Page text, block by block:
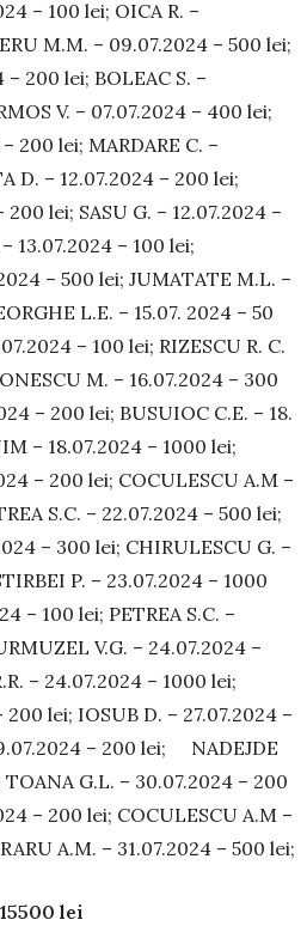
– 100 lei; OICA R. –
M.M. – 09.07.2024 – 500 lei;
– 200 lei; BOLEAC S. –
V. – 07.07.2024 – 400 lei;
200 lei; MARDARE C. –
D. – 12.07.2024 – 200 lei;
lei; SASU G. – 12.07.2024 –
13.07.2024 – 100 lei;
– 500 lei; JUMATATE M.L. –
L.E. – 15.07. 2024 – 50
– 100 lei; RIZESCU R. C.
M. – 16.07.2024 – 300
– 200 lei; BUSUIOC C.E. – 18.
– 18.07.2024 – 1000 lei;
– 200 lei; COCULESCU A.M –
S.C. – 22.07.2024 – 500 lei;
– 300 lei; CHIRULESCU G. –
P. – 23.07.2024 – 1000
– 100 lei; PETREA S.C. –
V.G. – 24.07.2024 –
24.07.2024 – 1000 lei;
200 lei; IOSUB D. – 27.07.2024 –
– 200 lei; NA­DEJDE
G.L. – 30.07.2024 – 200
– 200 lei; COCULESCU A.M –
A.M. – 31.07.2024 – 500 lei;
lei